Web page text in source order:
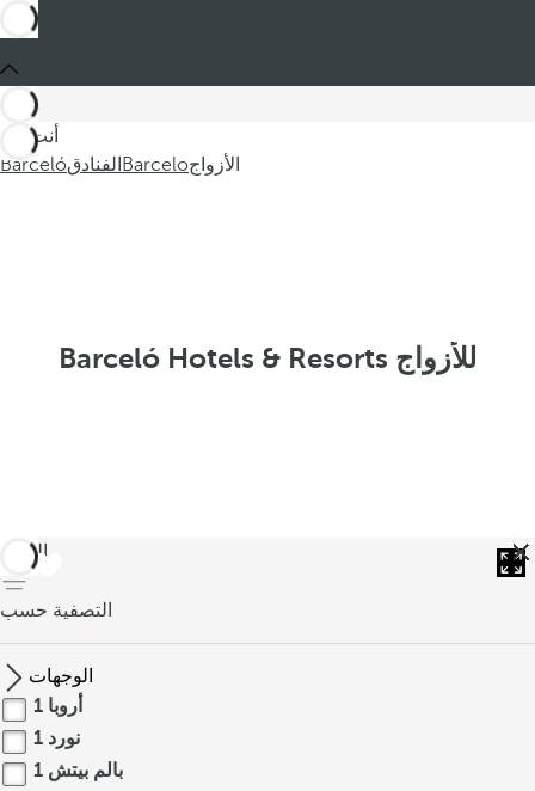
أنت في
Barcelóالفنادق Barceloالأزواج
Barceló Hotels & Resorts للأزواج
العودة
التصفية حسب
الوجهات
أروبا 1
نورد 1
بالم بيتش 1